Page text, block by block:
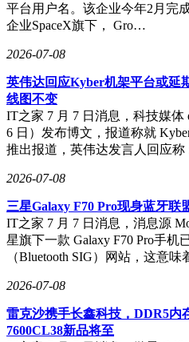
平台用户名。该企业今年2月完
企业SpaceX旗下， Gro…
2026-07-08
英伟达回应Kyber机架平台或延
线图不变
IT之家 7 月 7 日消息，科技媒体
6 日）发布博文，报道称就
推出报道，英伟达发言人回应
2026-07-08
三星Galaxy F70 Pro现身蓝牙
IT之家 7 月 7 日消息，消息源
星旗下一款 Galaxy F70 Pro手机
（Bluetooth SIG）网站，这意
2026-07-08
雷克沙携手长鑫科技，DDR5内
7600CL38新品将至